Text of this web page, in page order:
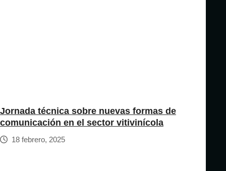
Jornada técnica sobre nuevas formas de
comunicación en el sector vitivinícola
18 febrero, 2025